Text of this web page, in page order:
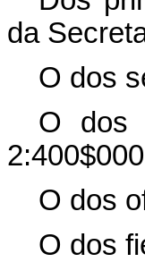
da
O dos
O dos
O dos
O dos